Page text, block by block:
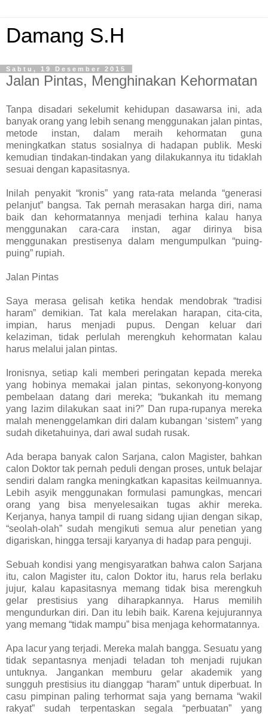
Damang S.H
Sabtu, 19 Desember 2015
Jalan Pintas, Menghinakan Kehormatan
Tanpa disadari sekelumit kehidupan dasawarsa ini, ada
banyak orang yang lebih senang menggunakan jalan pintas,
metode instan, dalam meraih kehormatan guna
meningkatkan status sosialnya di hadapan publik. Meski
kemudian tindakan-tindakan yang dilakukannya itu tidaklah
sesuai dengan kapasitasnya.
Inilah penyakit “kronis” yang rata-rata melanda “generasi
pelanjut” bangsa. Tak pernah merasakan harga diri, nama
baik dan kehormatannya menjadi terhina kalau hanya
menggunakan cara-cara instan, agar dirinya bisa
menggunakan prestisenya dalam mengumpulkan “puing-
puing” rupiah.
Jalan Pintas
Saya merasa gelisah ketika hendak mendobrak “tradisi
haram” demikian. Tat kala merelakan harapan, cita-cita,
impian, harus menjadi pupus. Dengan keluar dari
kelaziman, tidak perlulah merengkuh kehormatan kalau
harus melalui jalan pintas.
Ironisnya, setiap kali memberi peringatan kepada mereka
yang hobinya memakai jalan pintas, sekonyong-konyong
pembelaan datang dari mereka; “bukankah itu memang
yang lazim dilakukan saat ini?” Dan rupa-rupanya mereka
malah menenggelamkan diri dalam kubangan ‘sistem” yang
sudah diketahuinya, dari awal sudah rusak.
Ada berapa banyak calon Sarjana, calon Magister, bahkan
calon Doktor tak pernah peduli dengan proses, untuk belajar
sendiri dalam rangka meningkatkan kapasitas keilmuannya.
Lebih asyik menggunakan formulasi pamungkas, mencari
orang yang bisa menyelesaikan tugas akhir mereka.
Kerjanya, hanya tampil di ruang sidang ujian dengan sikap,
“seolah-olah” sudah mengikuti semua alur penetian yang
digariskan, hingga tersaji karyanya di hadap para penguji.
Sebuah kondisi yang mengisyaratkan bahwa calon Sarjana
itu, calon Magister itu, calon Doktor itu, harus rela berlaku
jujur, kalau kapasitasnya memang tidak bisa merengkuh
gelar prestisius yang diharapkannya. Harus memilih
mengundurkan diri. Dan itu lebih baik. Karena kejujurannya
yang memang “tidak mampu” bisa menjaga kehormatannya.
Apa lacur yang terjadi. Mereka malah bangga. Sesuatu yang
tidak sepantasnya menjadi teladan toh menjadi rujukan
untuknya. Jangankan memburu gelar akademik yang
sungguh prestisius itu dianggap “haram” untuk diperbuat. In
casu pimpinan paling terhormat saja yang bernama “wakil
rakyat” sudah terpentaskan segala “perbuatan” yang